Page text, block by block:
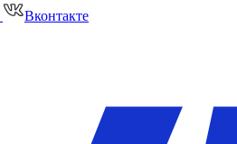
Вконтакте